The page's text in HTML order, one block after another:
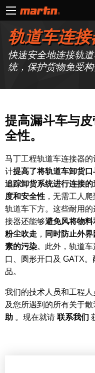
轨道车连接
快速安全地连接轨
统，保护货物免受构
提高漏斗车与
全性。
马丁工程轨道车连接器的
计提高了将轨道车卸货口
追踪卸货系统进行连接的
度和安全性 ，无需工人爬
轨道车下方。这些耐用的
接器还能够避免风将物料
粉尘吹走 ， 同时防止外界
素的污染。此外，轨道
口、圆形开口及 GATX
品。
我们的技术人员和工程
及您所遇到的所有关于
助 。现在就请 联系我们